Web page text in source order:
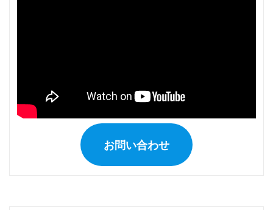
お問い合わせ